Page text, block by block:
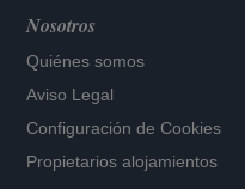
Nosotros
Quiénes somos
Aviso Legal
Configuración de Cookies
Propietarios alojamientos